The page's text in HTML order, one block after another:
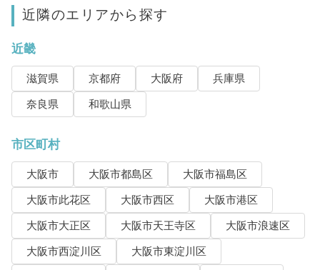
近隣のエリアから探す
近畿
滋賀県 京都府 大阪府
兵庫県
奈良県
和歌山県
市区町村
大阪市 大阪市都島区
大阪市福島区
大阪市此花区
大阪市西区
大阪市港区
大阪市大正区
大阪市天王寺区
大阪市浪速区
大阪市西淀川区
大阪市東淀川区